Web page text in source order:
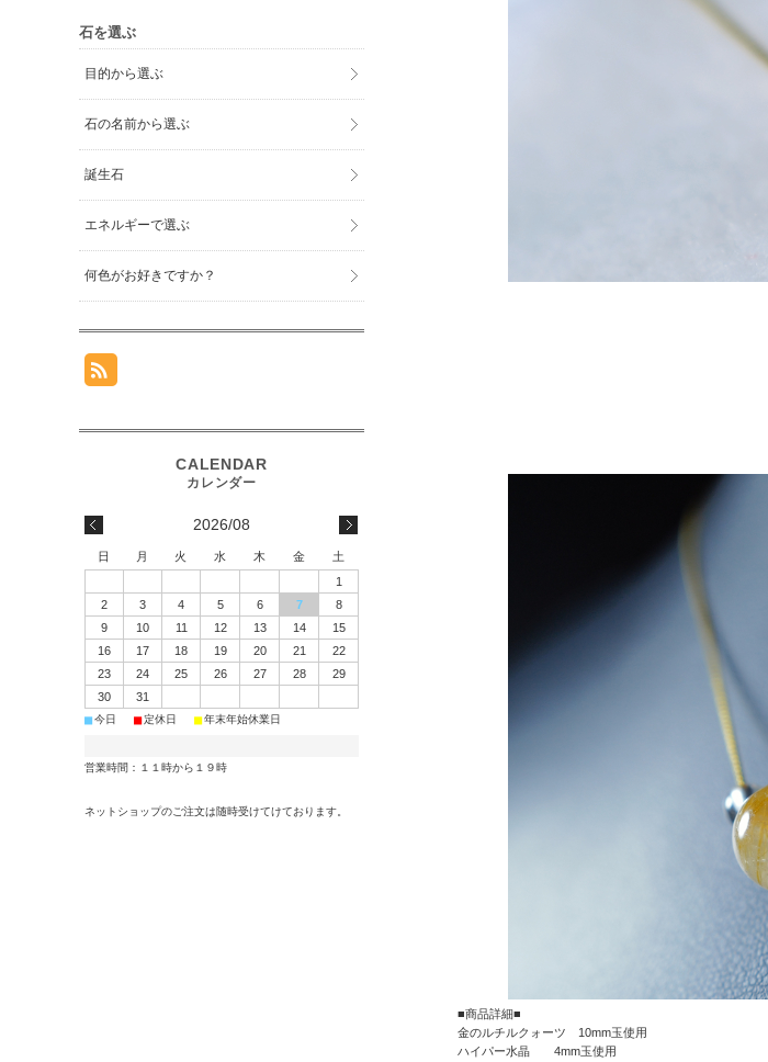
■商品詳細■
金のルチルクォーツ 10mm玉使用
ハイパー水晶 4mm玉使用
石を選ぶ
目的から選ぶ
石の名前から選ぶ
誕生石
エネルギーで選ぶ
何色がお好きですか？
2026/08
日 月 火 水 木 金
土
1
2
3 4 5 6 7
8
9
10 11 12 13 14
15
16
17 18 19 20 21
22
23
24 25 26 27 28
29
30
31
■今日 ■定休日 ■年末年始休業日
営業時間：１１時から１９時
ネットショップのご注文は随時受けてけております。